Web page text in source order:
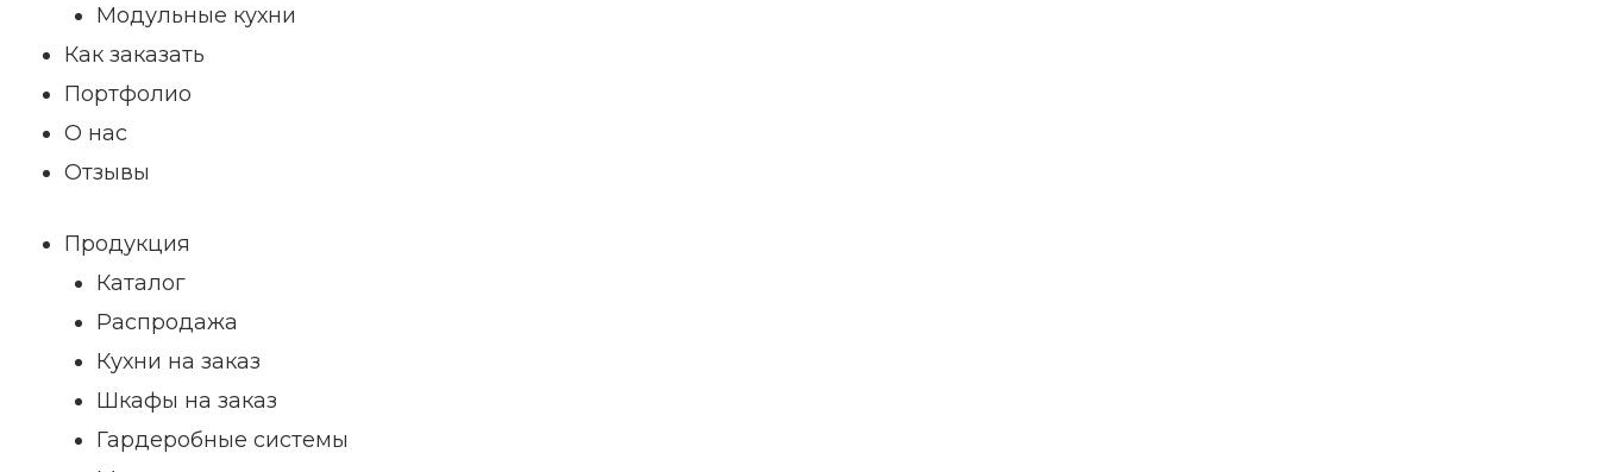
Модульные кухни
Как заказать
Портфолио
О нас
Отзывы
Продукция
Каталог
Распродажа
Кухни на заказ
Шкафы на заказ
Гардеробные системы